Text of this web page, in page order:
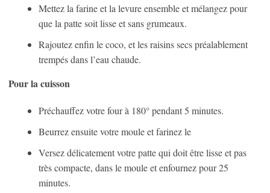
Mettez la farine et la levure ensemble et mélangez pour
que la patte soit lisse et sans grumeaux.
Rajoutez enfin le coco, et les raisins secs préalablement
trempés dans l’eau chaude.
Pour la cuisson
Préchauffez votre four à 180° pendant 5 minutes.
Beurrez ensuite votre moule et farinez le
Versez délicatement votre patte qui doit être lisse et pas
très compacte, dans le moule et enfournez pour 25
minutes.